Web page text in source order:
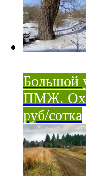
Большой
ПМЖ.
руб/сотка